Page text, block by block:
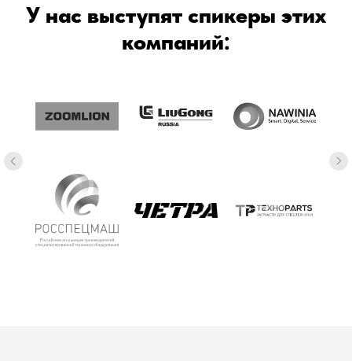
У нас выступят спикеры этих
компаний: